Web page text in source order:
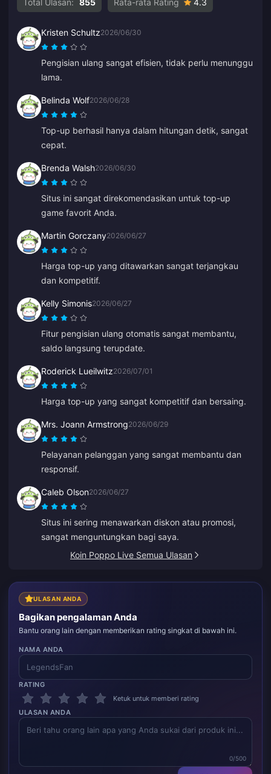
Kristen Schultz2026/06/30
Pengisian ulang sangat efisien, tidak perlu menunggu
lama.
Belinda Wolf2026/06/28
Top-up berhasil hanya dalam hitungan detik, sangat
cepat.
Brenda Walsh2026/06/30
Situs ini sangat direkomendasikan untuk top-up
game favorit Anda.
Martin Gorczany2026/06/27
Harga top-up yang ditawarkan sangat terjangkau
dan kompetitif.
Kelly Simonis2026/06/27
Fitur pengisian ulang otomatis sangat membantu,
saldo langsung terupdate.
Roderick Lueilwitz2026/07/01
Harga top-up yang sangat kompetitif dan bersaing.
Mrs. Joann Armstrong2026/06/29
Pelayanan pelanggan yang sangat membantu dan
responsif.
Caleb Olson2026/06/27
Situs ini sering menawarkan diskon atau promosi,
sangat menguntungkan bagi saya.
Koin Poppo Live Semua Ulasan
ULASAN ANDA
Bagikan pengalaman Anda
Bantu orang lain dengan memberikan rating singkat di bawah ini.
NAMA ANDA
RATING
Ketuk untuk memberi rating
ULASAN ANDA
0/500